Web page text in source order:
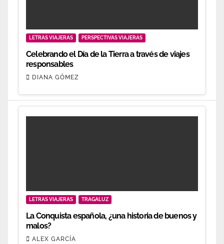
LETRAS VIAJERAS PERSPECTIVAS VIAJERAS
Celebrando el Día de la Tierra a través de viajes
responsables
DIANA GÓMEZ
LETRAS VIAJERAS TRAGALUZ
La Conquista española, ¿una historia de buenos y
malos?
ALEX GARCÍA